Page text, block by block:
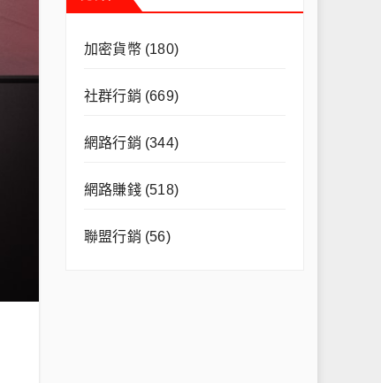
加密貨幣(180)
社群行銷 (669)
網路行銷 (344)
網路賺錢(518)
聯盟行銷 (56)